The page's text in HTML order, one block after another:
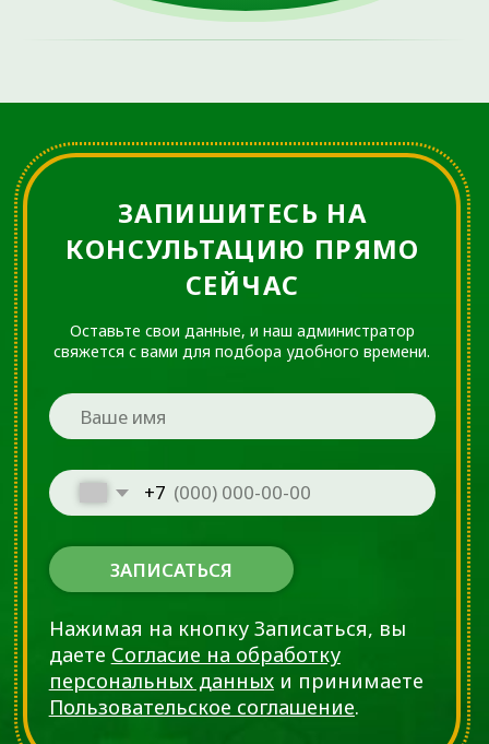
КЛИНИЧЕСКИЙ
ОСМОТР
Осмотр пациента начинается с оценки походки,
положения травмированной конечности,
количества выпота в суставе, состояния
четырёхглавой мышцы бедра, объёма активных и
пассивных движений в коленном суставе. Кроме
того, существует большое количество
провокационных тестов, позволяющих распознать
травму мениска, например, тест Байкова, проба
Апли (Эпли), тест на приседания и др.
Тест Байкова (в зарубежной литературе тест
Якоби):
Пациент сидит на кушетке или лежит на спине.
Затем врач сгибает ногу в колене под углом около
90 градусов, устанавливает палец в проекции
одного из менисков и производит разгибание
голени в коленном суставе. В это время врач
обращает внимание на возможные симптомы,
такие как болевые ощущения в колене, щелчки
или ограничение подвижности. Положительная
реакция на тест, включая боль или другие
симптомы, может указывать на наличие
повреждения мениска в коленном суставе.
Проба Апли (Эпли):
Проводится в положении лежа на животе с
согнутым коленным суставом. Врач давит на стопу
и поворачивает голень. Возникший болевой
синдром считается положительным завершением.